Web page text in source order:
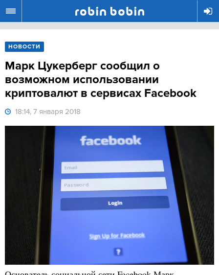
НОВОСТИ
Марк Цукерберг сообщил о
возможном использовании
криптовалют в сервисах Facebook
18:14, 7 января 2018